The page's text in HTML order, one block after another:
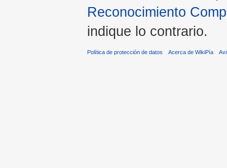
Reconocimiento
indique lo contrario.
Política de protección de datos Acerca de WikiPía